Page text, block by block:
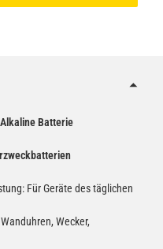
Batterie
Für Geräte des täglichen
Wecker,